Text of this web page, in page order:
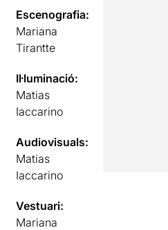
Escenografia:
Mariana
Tirantte
Il·luminació:
Matias
Iaccarino
Audiovisuals:
Matias
Iaccarino
Vestuari:
Mariana